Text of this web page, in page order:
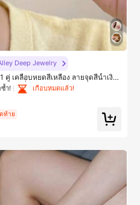
Deep Jewelry
คู่ เคลือบหยดสีเหลือง ลายจุดสีน้ำเงิน
กัน แฟชั่นส่วนตัว หวานและสง่างาม
หญิง สำหรับการเดินทาง งานแต่งงาน
ญคริสต์มาส 2026
หูผู้หญิง
ำ!
เกือบหมดแล้ว!
งหูผู้หญิง
!
งหูผู้หญิง
!
หูผู้หญิง
ท้าย